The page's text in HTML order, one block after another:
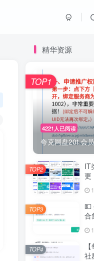
精华资源
4221人已阅读
夸克网盘20t 会
TOP1
IT
更
TOP2
💵
合
TOP3
社
TOP4